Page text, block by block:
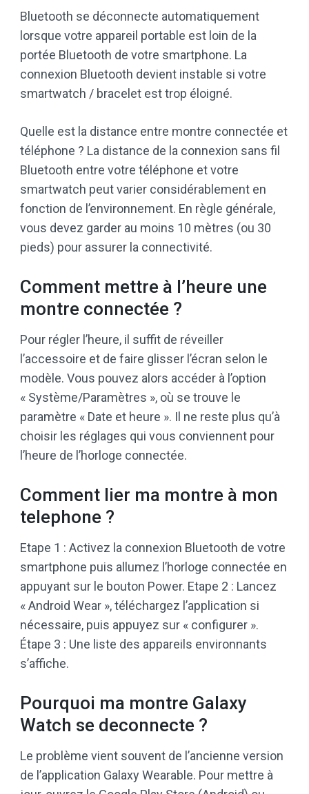
Bluetooth se déconnecte automatiquement
lorsque votre appareil portable est loin de la
portée Bluetooth de votre smartphone. La
connexion Bluetooth devient instable si votre
smartwatch / bracelet est trop éloigné.
Quelle est la distance entre montre connectée et
téléphone ? La distance de la connexion sans fil
Bluetooth entre votre téléphone et votre
smartwatch peut varier considérablement en
fonction de l’environnement. En règle générale,
vous devez garder au moins 10 mètres (ou 30
pieds) pour assurer la connectivité.
Comment mettre à l’heure une
montre connectée ?
Pour régler l’heure, il suffit de réveiller
l’accessoire et de faire glisser l’écran selon le
modèle. Vous pouvez alors accéder à l’option
« Système/Paramètres », où se trouve le
paramètre « Date et heure ». Il ne reste plus qu’à
choisir les réglages qui vous conviennent pour
l’heure de l’horloge connectée.
Comment lier ma montre à mon
telephone ?
Etape 1 : Activez la connexion Bluetooth de votre
smartphone puis allumez l’horloge connectée en
appuyant sur le bouton Power. Etape 2 : Lancez
« Android Wear », téléchargez l’application si
nécessaire, puis appuyez sur « configurer ».
Étape 3 : Une liste des appareils environnants
s’affiche.
Pourquoi ma montre Galaxy
Watch se deconnecte ?
Le problème vient souvent de l’ancienne version
de l’application Galaxy Wearable. Pour mettre à